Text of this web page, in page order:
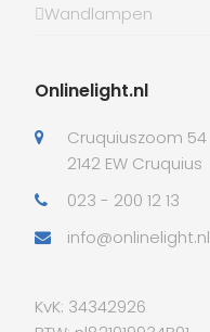
Wandlampen
Onlinelight.nl
Cruquiuszoom 54
2142 EW Cruquius
023 - 200 12 13
info@onlinelight.nl
KvK: 34342926